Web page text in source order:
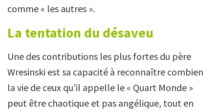
comme « les autres ».
La tentation du désaveu
Une des contributions les plus fortes du père
Wresinski est sa capacité à reconnaître combien
la vie de ceux qu’il appelle le « Quart Monde »
peut être chaotique et pas angélique, tout en